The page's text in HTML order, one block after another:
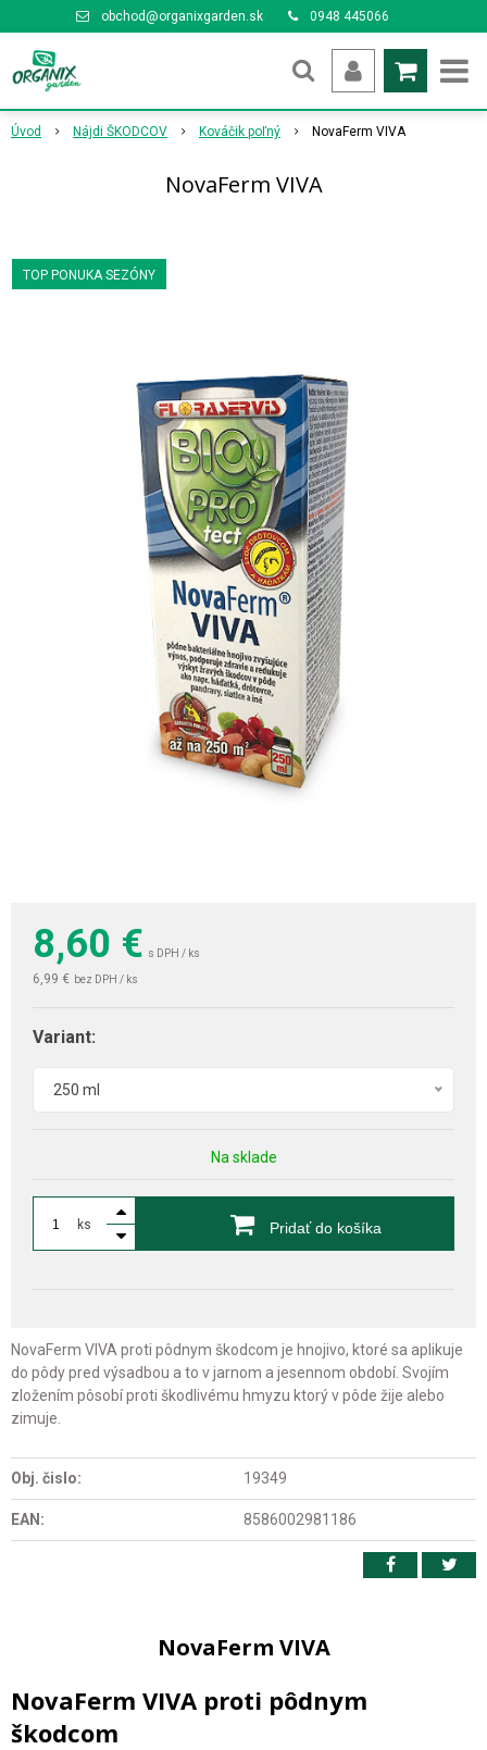
obchod@organixgarden.sk 0948 445066
Úvod Nájdi ŠKODCOV Kováčik poľný NovaFerm VIVA
NovaFerm VIVA
TOP PONUKA SEZÓNY
8,60 € s DPH / ks
6,99 € bez DPH / ks
Variant:
250 ml
Na sklade
ks Pridať do košíka
NovaFerm VIVA proti pôdnym škodcom je hnojivo, ktoré sa aplikuje
do pôdy pred výsadbou a to v jarnom a jesennom období. Svojím
zložením pôsobí proti škodlivému hmyzu ktorý v pôde žije alebo
zimuje.
Obj. čislo: 19349
EAN: 8586002981186
NovaFerm VIVA
NovaFerm VIVA proti pôdnym
škodcom